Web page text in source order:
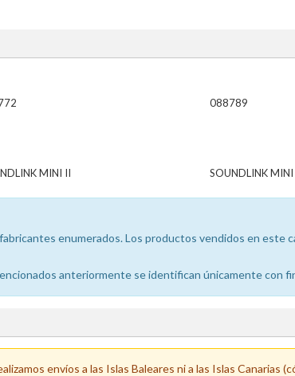
088789
MINI II SOUNDLINK MINI
enumerados. Los productos vendidos en
anteriormente se identifican únicamente con
envíos a las Islas Baleares ni a las Islas Canarias